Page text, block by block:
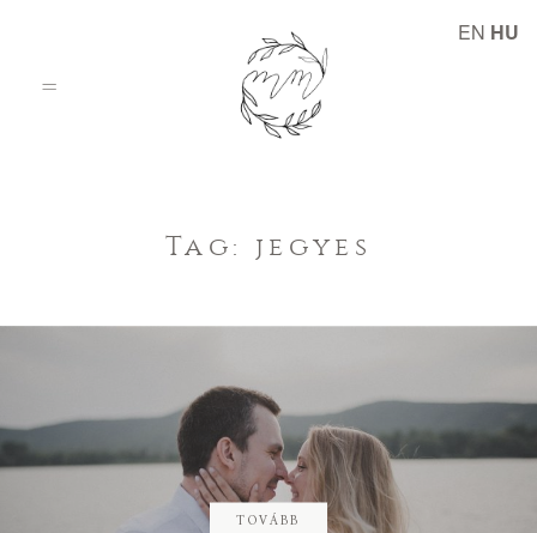
Kezdőlap
Rólam
Tag: jegyes
TOVÁBB
EN HU